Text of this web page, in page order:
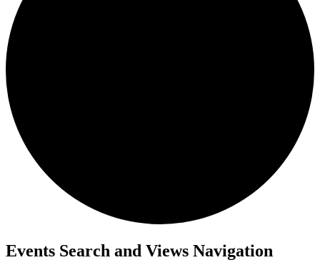
Events Search and Views Navigation